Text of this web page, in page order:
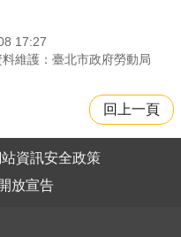
17:27
料維護：臺北市政府勞動局
回上一頁
資訊安全政策
放宣告